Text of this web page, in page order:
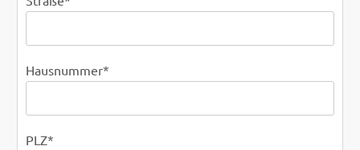
Hausnummer*
PLZ*